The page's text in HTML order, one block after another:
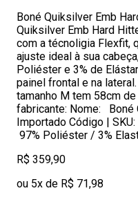
Boné Quiksilver Emb
Quiksilver Emb Hard
com a técnoligia Flexfit,
ajuste ideal à sua
Poliéster e 3% de
painel frontal e na
tamanho M tem 58cm
fabricante: Nome: Boné
Importado Código |
97% Poliéster / 3%
R$ 359,90
ou 5x de R$ 71,98